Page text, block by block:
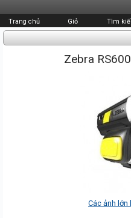
Trang chủ Giỏ Tìm
Zebra
Các ảnh lớn